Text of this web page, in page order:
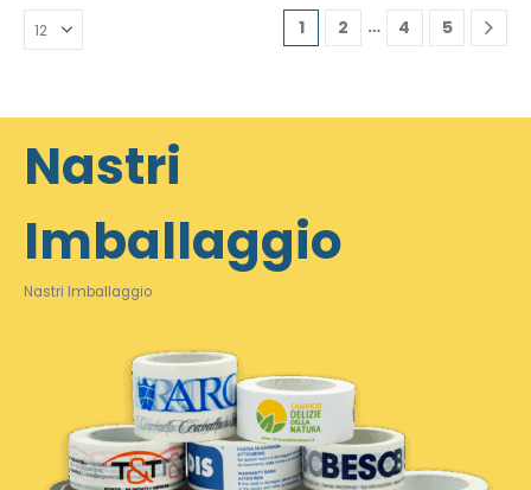
1 2 … 4 5
Nastri
Imballaggio
Nastri Imballaggio